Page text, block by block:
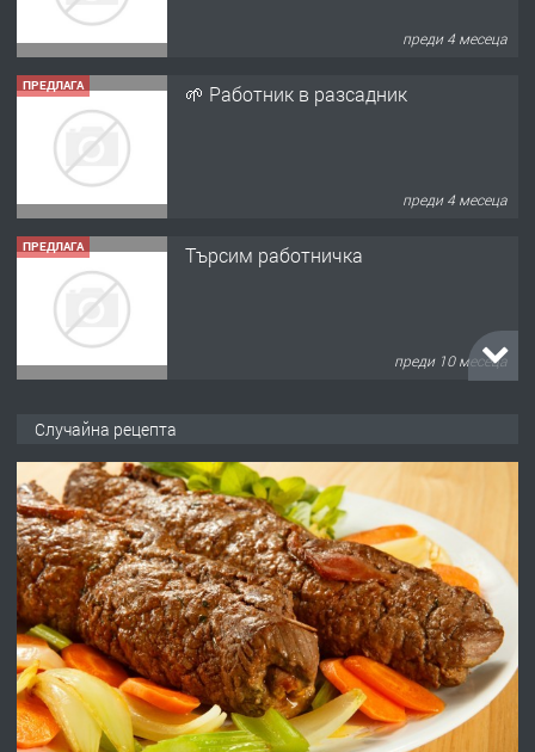
преди 4 месеца
ПРЕДЛАГА Търсим работничка
преди 10 месеца
ПРЕДЛАГА
Продава употребявани чисти и
преди 1 година
преди 1 година
ПРЕДЛАГА
Първи поход "По стъпките на Ангел
Войвода"
преди 1 година
ПРЕДЛАГА
Монтажник на малки детайли за
Случайна рецепта